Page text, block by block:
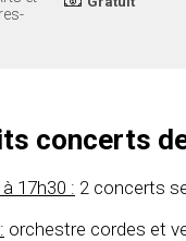
concerts
17h30 : 2 concerts
orchestre cordes et